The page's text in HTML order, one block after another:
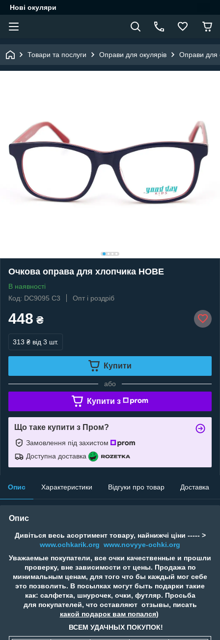
Нові окуляри
Товари та послуги Оправи для окулярів Оправи для
Очкова оправа для хлопчика НОВЕ
В наявності
Код: DC9095 C3
Опт і роздріб
448 ₴
313 ₴ від 3 шт.
Купити
або
Купити з
Що таке купити з Пром?
Замовлення під захистом
Доступна доставка
Опис Характеристики Відгуки про товар Доставка
Опис
Дивіться весь асортимент товару, найнижчі ціни ----- >
www.ochkarik.org www.novyye-ochki.org
Уважаемые покупатели, все очки качественные и прошли
проверку, вне зависимости от цены. Продажа по
минимальным ценам, для того что бы каждый мог себе
это позволить. В посылках могут быть подарки такие
как: салфетка, шнурочек, очки, футляр. Просьба
для покупателей, что оставляют отзывы, писать
какой подарок вам попался)
ВСЕМ УДАЧНЫХ ПОКУПОК!